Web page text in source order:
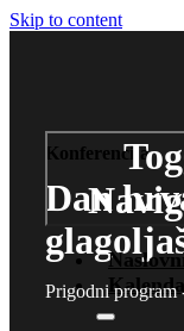
Skip to content
Konferencija
Dan
Prigodni